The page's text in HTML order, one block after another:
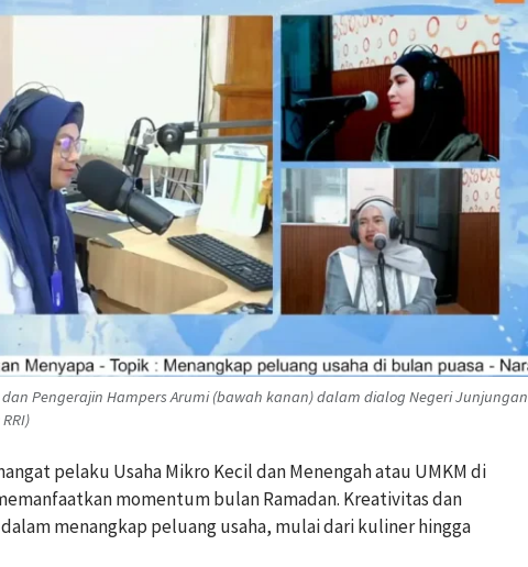
Pengerajin Hampers Arumi (bawah kanan) dalam dialog Negeri Junjungan
pelaku Usaha Mikro Kecil dan Menengah atau UMKM di
momentum bulan Ramadan. Kreativitas dan
menangkap peluang usaha, mulai dari kuliner hingga